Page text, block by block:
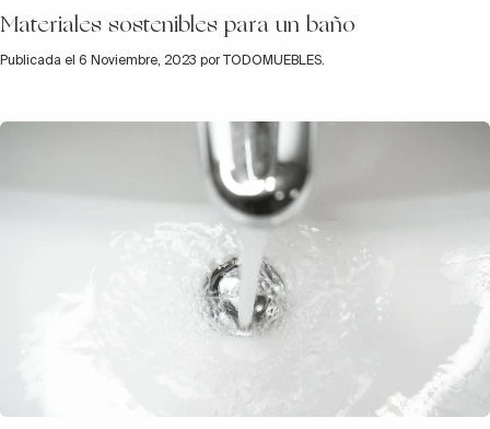
Materiales sostenibles para un baño
Publicada el 6 Noviembre, 2023 por TODOMUEBLES.